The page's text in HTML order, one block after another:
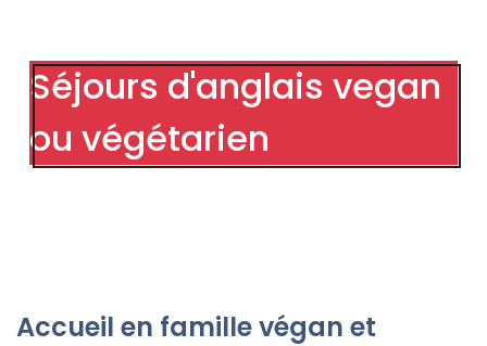
Séjours d'anglais vegan
ou végétarien
Accueil en famille végan et